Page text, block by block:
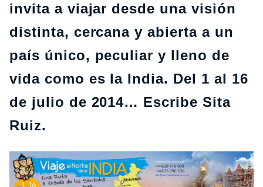
invita a viajar desde una visión
distinta, cercana y abierta a un
país único, peculiar y lleno de
vida como es la India. Del 1 al 16
de julio de 2014… Escribe Sita
Ruiz.